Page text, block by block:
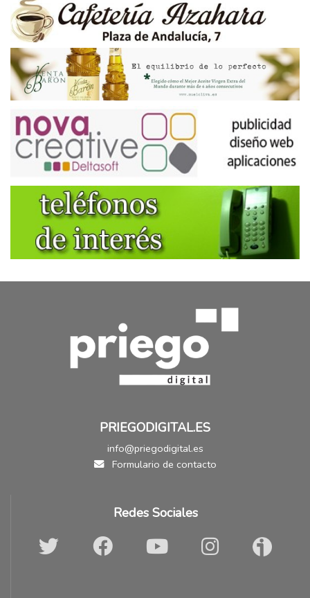
PRIEGODIGITAL.ES
info@priegodigital.es
Formulario de contacto
Redes Sociales